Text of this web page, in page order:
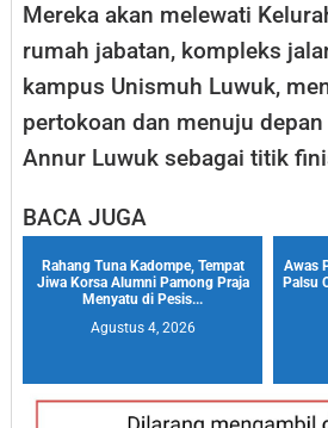
Mereka akan melewati
rumah jabatan, kompleks
kampus Unismuh Luwuk,
pertokoan dan menuju
Annur Luwuk sebagai titik
BACA JUGA
Rahang Tuna Kadompe, Tempat
Jiwa Korsa Alumni Pamong Praja
Menyatu di Pesis...
Agustus 4, 2026
Awas
Palsu